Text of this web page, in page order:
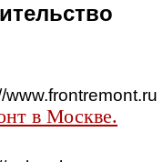
www.frontremont.ru
в Москве.